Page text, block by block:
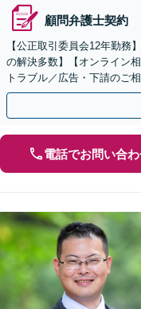
顧問弁護士契約
【公正取引委員会12年勤務
の解決多数】【オンライン
トラブル／広告・下請のご
式の相続／誹謗中傷対策／
電話でお問い合